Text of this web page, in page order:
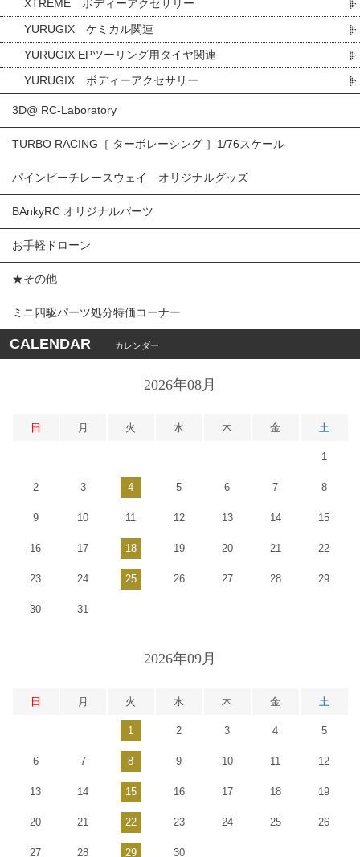
XTREME ボディーアクセサリー
YURUGIX ケミカル関連
YURUGIX EPツーリング用タイヤ関連
YURUGIX ボディーアクセサリー
3D@ RC-Laboratory
TURBO RACING［ ターボレーシング ］1/76スケール
パインビーチレースウェイ オリジナルグッズ
BAnkyRC オリジナルパーツ
お手軽ドローン
★その他
ミニ四駆パーツ処分特価コーナー
CALENDAR カレンダー
2026年08月
日 月 火 水 木 金 土
1
2 3 4 5 6 7 8
9 10 11 12 13 14 15
16 17 18 19 20 21 22
23 24 25 26 27 28 29
30 31
2026年09月
日 月 火 水 木 金 土
1 2 3 4 5
6 7 8 9 10 11 12
13 14 15 16 17 18 19
20 21 22 23 24 25 26
27 28 29 30